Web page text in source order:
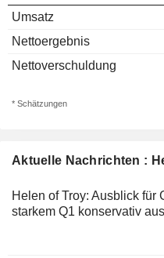
Aktuelle Nachrichten :
Helen of Troy: Ausblick für
starkem Q1 konservativ
Umsatz
Nettoergebnis
Nettoverschuldung
* Schätzungen